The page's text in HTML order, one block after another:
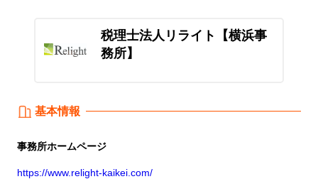
税理士法人リライト【横浜事
務所】
基本情報
事務所ホームページ
https://www.relight-kaikei.com/